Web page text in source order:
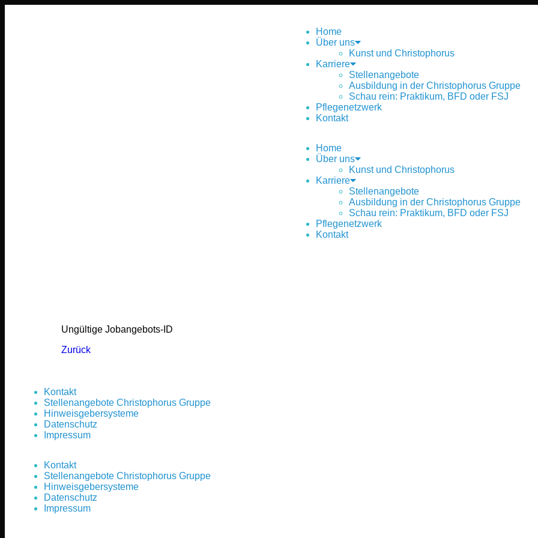
Home
Über uns
Kunst und Christophorus
Karriere
Stellenangebote
Ausbildung in der Christophorus Gruppe
Schau rein: Praktikum, BFD oder FSJ
Pflegenetzwerk
Kontakt
Home
Über uns
Kunst und Christophorus
Karriere
Stellenangebote
Ausbildung in der Christophorus Gruppe
Schau rein: Praktikum, BFD oder FSJ
Pflegenetzwerk
Kontakt
Ungültige Jobangebots-ID
Zurück
Kontakt
Stellenangebote Christophorus Gruppe
Hinweisgebersysteme
Datenschutz
Impressum
Kontakt
Stellenangebote Christophorus Gruppe
Hinweisgebersysteme
Datenschutz
Impressum